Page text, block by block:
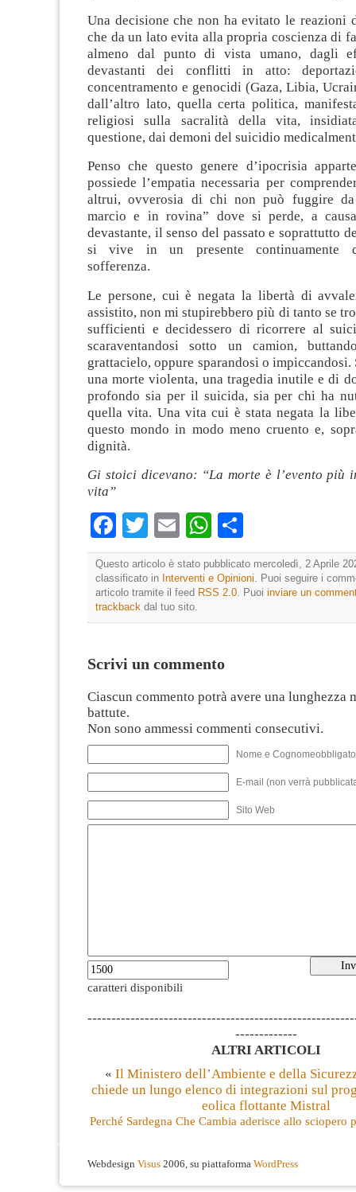
Una decisione che non ha evitato le reazioni
che da un lato evita alla propria coscienza di
almeno dal punto di vista umano, dagli
devastanti dei conflitti in atto:
concentramento e genocidi (Gaza, Libia,
dall’altro lato, quella certa politica,
religiosi sulla sacralità della vita,
questione, dai demoni del suicidio
Penso che questo genere d’ipocrisia
possiede l’empatia necessaria per
altrui, ovverosia di chi non può fuggire da
marcio e in rovina” dove si perde, a
devastante, il senso del passato e soprattutto
si vive in un presente continuamente
sofferenza.
Le persone, cui è negata la libertà di
assistito, non mi stupirebbero più di tanto se
sufficienti e decidessero di ricorrere al
scaraventandosi sotto un camion,
grattacielo, oppure sparandosi o impiccandosi.
una morte violenta, una tragedia inutile e di
profondo sia per il suicida, sia per chi ha
quella vita. Una vita cui è stata negata la
questo mondo in modo meno cruento e,
dignità.
Gi stoici dicevano: “La morte è l’evento più
vita”
Facebook
TwitterEmailWhatsApp
Questo articolo è stato pubblicato mercoledì, 2 Aprile
classificato in Interventi e Opinioni. Puoi seguire i
articolo tramite il feed RSS 2.0. Puoi inviare un
trackback dal tuo sito.
Scrivi un commento
Ciascun commento potrà avere una lunghezza
battute.
Non sono ammessi commenti consecutivi.
Nome e
E-mail (non verrà
Sito Web
caratteri disponibili
-------------
ALTRI ARTICOLI
« Il Ministero dell’Ambiente e della
chiede un lungo elenco di integrazioni sul
eolica flottante Mistral
Perché Sardegna Che Cambia aderisce allo sciopero
Webdesign Visus 2006, su piattaforma WordPress